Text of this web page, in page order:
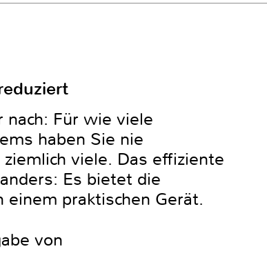
nach: Für wie viele
haben Sie nie
viele. Das effiziente
Es bietet die
praktischen Gerät.
von